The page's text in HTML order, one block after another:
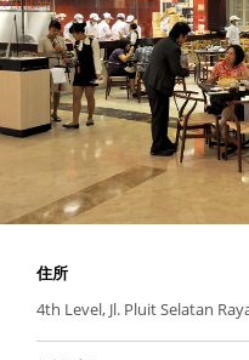
住所
4th Level, Jl. Pluit Selatan